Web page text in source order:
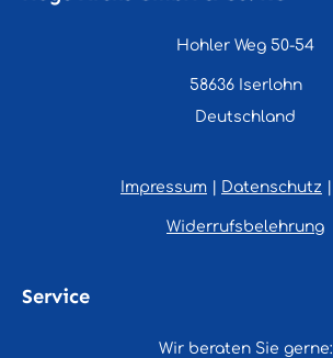
Hohler Weg 50-54
58636 Iserlohn
Deutschland
Impressum Datenschutz
Widerrufsbelehrung
Service
Wir beraten Sie gerne: